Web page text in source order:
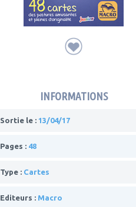
INFORMATIONS
Sortie le : 13/04/17
Pages : 48
Type : Cartes
Editeurs : Macro